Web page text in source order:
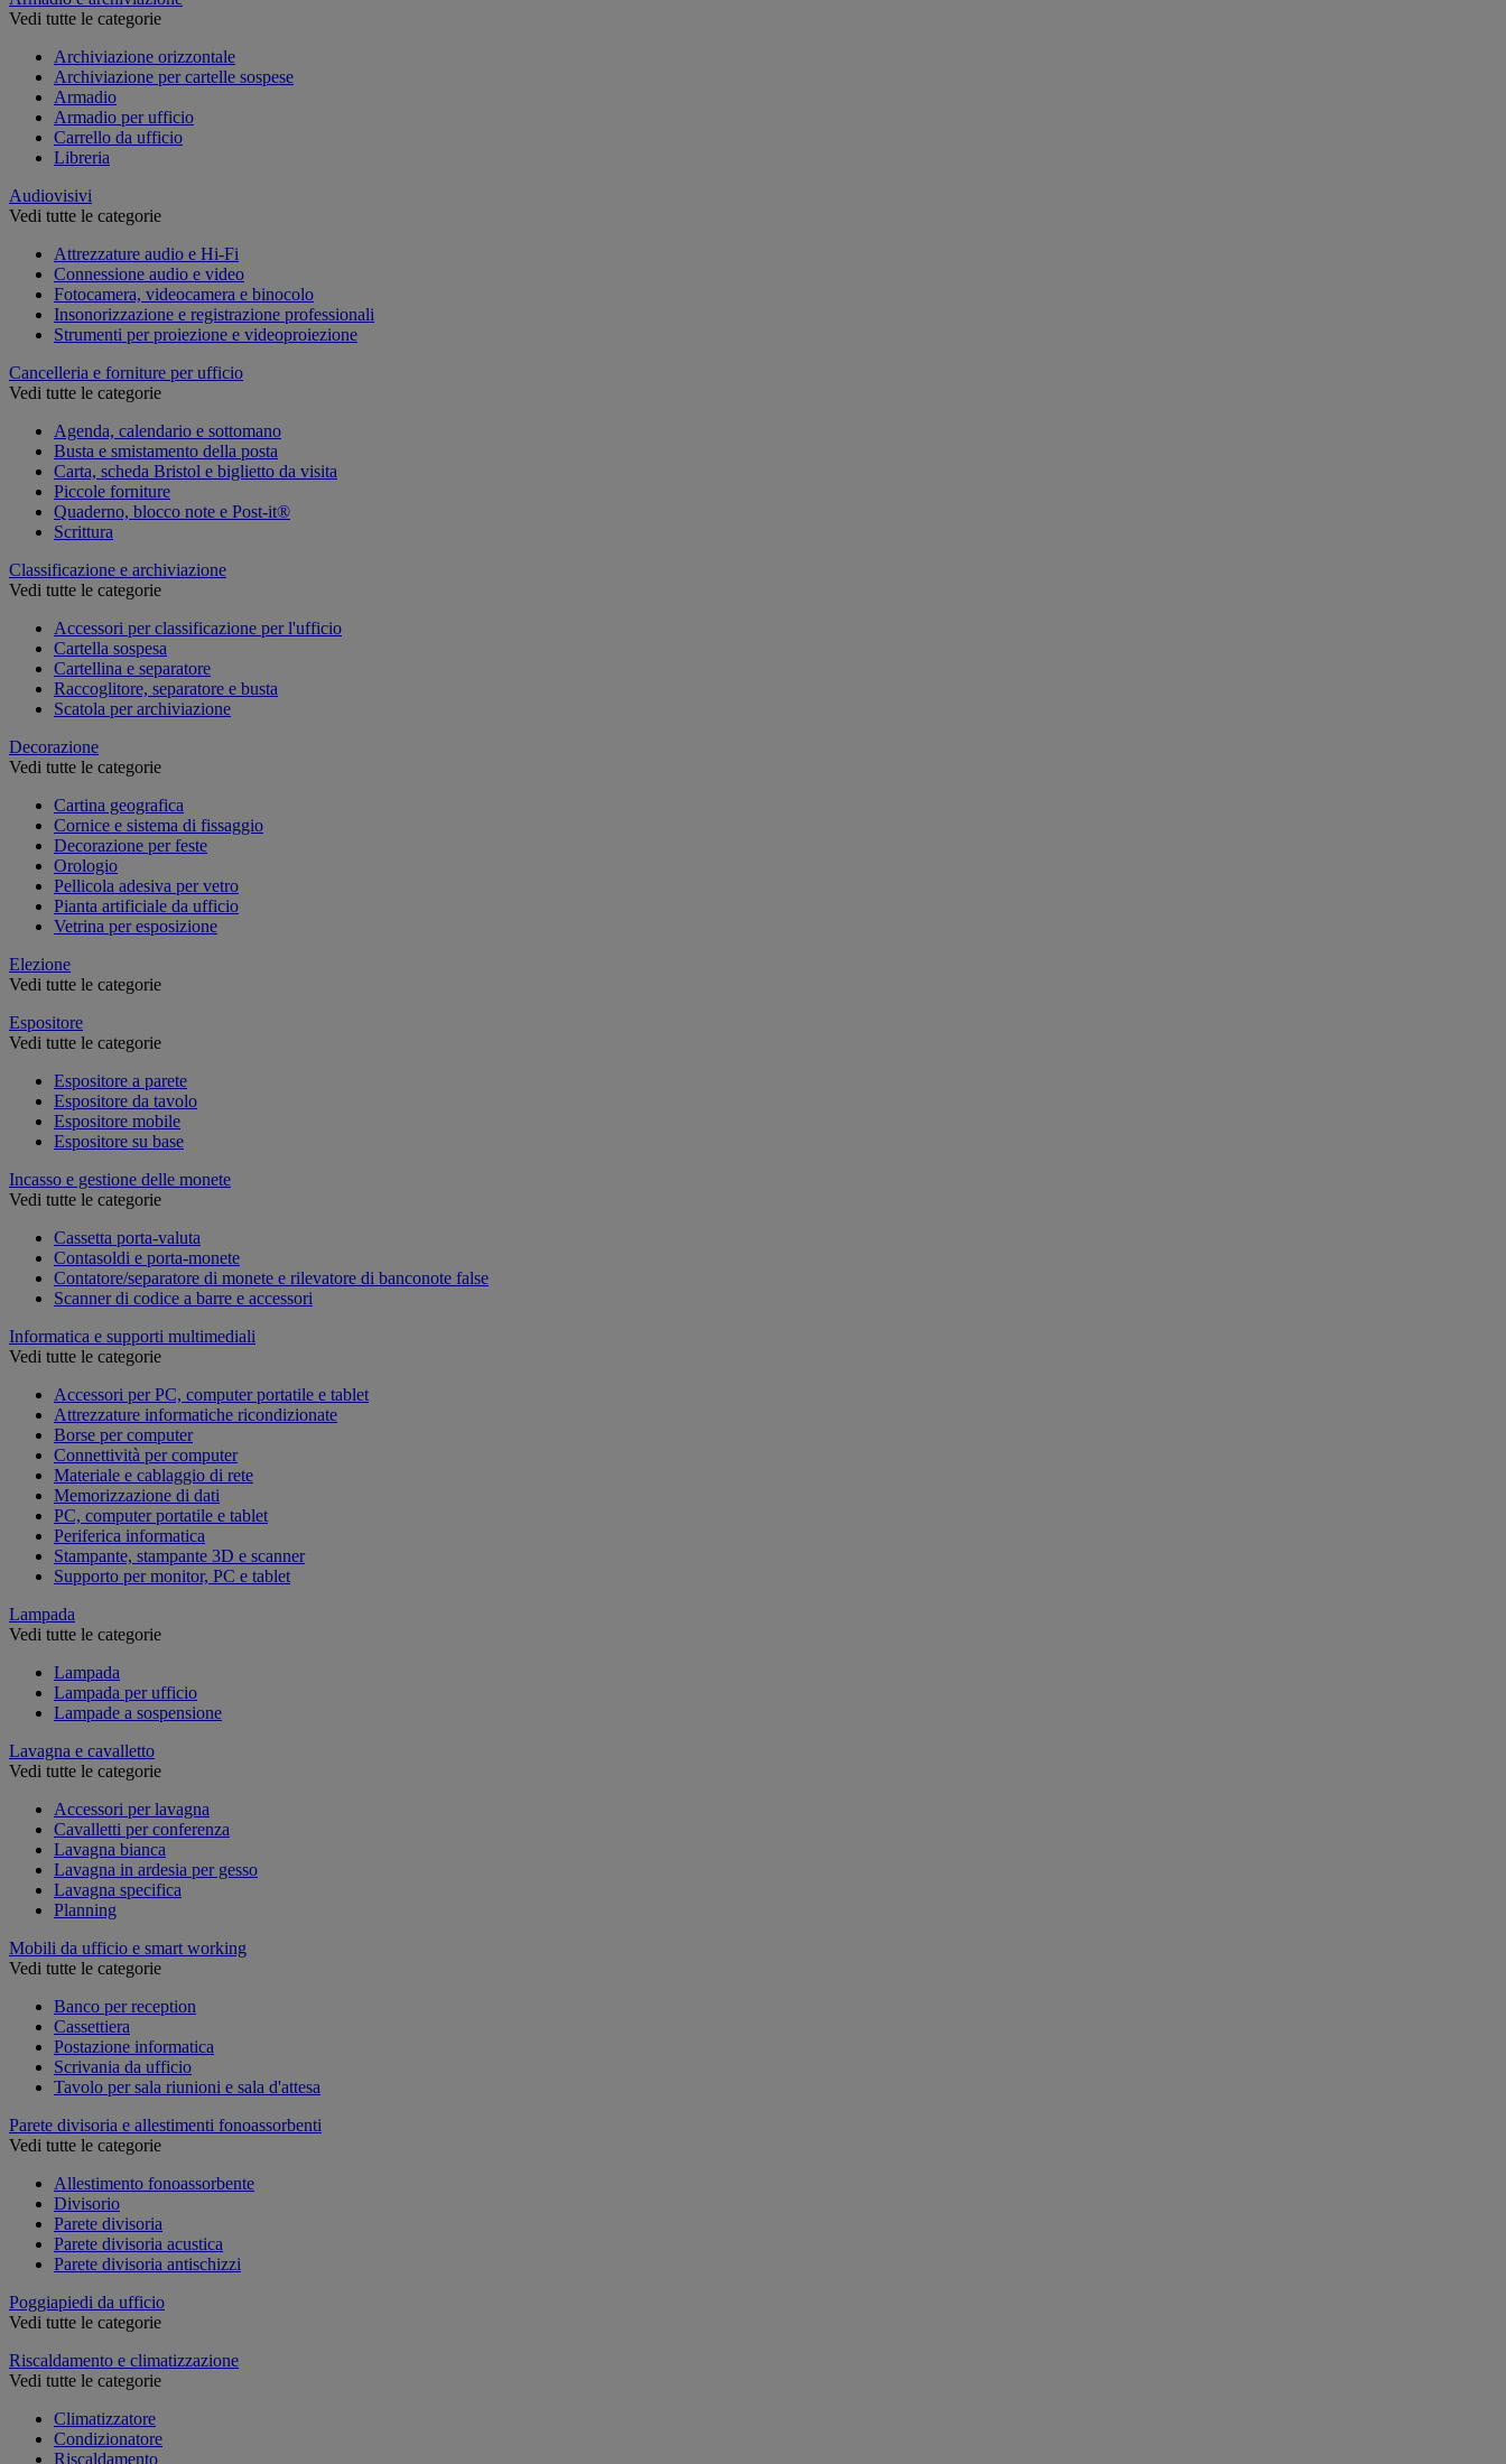
Vedi tutte le categorie
Archiviazione orizzontale
Archiviazione per cartelle sospese
Armadio
Armadio per ufficio
Carrello da ufficio
Libreria
Audiovisivi
Vedi tutte le categorie
Attrezzature audio e Hi-Fi
Connessione audio e video
Fotocamera, videocamera e binocolo
Insonorizzazione e registrazione professionali
Strumenti per proiezione e videoproiezione
Cancelleria e forniture per ufficio
Vedi tutte le categorie
Agenda, calendario e sottomano
Busta e smistamento della posta
Carta, scheda Bristol e biglietto da visita
Piccole forniture
Quaderno, blocco note e Post-it®
Scrittura
Classificazione e archiviazione
Vedi tutte le categorie
Accessori per classificazione per l'ufficio
Cartella sospesa
Cartellina e separatore
Raccoglitore, separatore e busta
Scatola per archiviazione
Decorazione
Vedi tutte le categorie
Cartina geografica
Cornice e sistema di fissaggio
Decorazione per feste
Orologio
Pellicola adesiva per vetro
Pianta artificiale da ufficio
Vetrina per esposizione
Elezione
Vedi tutte le categorie
Espositore
Vedi tutte le categorie
Espositore a parete
Espositore da tavolo
Espositore mobile
Espositore su base
Incasso e gestione delle monete
Vedi tutte le categorie
Cassetta porta-valuta
Contasoldi e porta-monete
Contatore/separatore di monete e rilevatore di banconote false
Scanner di codice a barre e accessori
Informatica e supporti multimediali
Vedi tutte le categorie
Accessori per PC, computer portatile e tablet
Attrezzature informatiche ricondizionate
Borse per computer
Connettività per computer
Materiale e cablaggio di rete
Memorizzazione di dati
PC, computer portatile e tablet
Periferica informatica
Stampante, stampante 3D e scanner
Supporto per monitor, PC e tablet
Lampada
Vedi tutte le categorie
Lampada
Lampada per ufficio
Lampade a sospensione
Lavagna e cavalletto
Vedi tutte le categorie
Accessori per lavagna
Cavalletti per conferenza
Lavagna bianca
Lavagna in ardesia per gesso
Lavagna specifica
Planning
Mobili da ufficio e smart working
Vedi tutte le categorie
Banco per reception
Cassettiera
Postazione informatica
Scrivania da ufficio
Tavolo per sala riunioni e sala d'attesa
Parete divisoria e allestimenti fonoassorbenti
Vedi tutte le categorie
Allestimento fonoassorbente
Divisorio
Parete divisoria
Parete divisoria acustica
Parete divisoria antischizzi
Poggiapiedi da ufficio
Vedi tutte le categorie
Riscaldamento e climatizzazione
Vedi tutte le categorie
Climatizzatore
Condizionatore
Riscaldamento